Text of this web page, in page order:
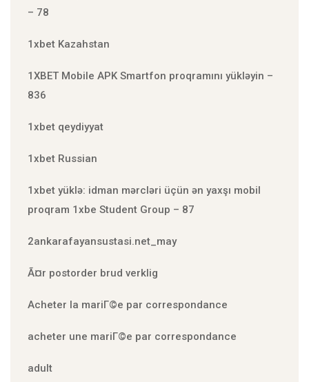
– 78
1xbet Kazahstan
1XBET Mobile APK Smartfon proqramını yükləyin –
836
1xbet qeydiyyat
1xbet Russian
1xbet yüklə: idman mərcləri üçün ən yaxşı mobil
proqram 1xbe Student Group – 87
2ankarafayansustasi.net_may
Ã¤r postorder brud verklig
Acheter la mariГ©e par correspondance
acheter une mariГ©e par correspondance
adult